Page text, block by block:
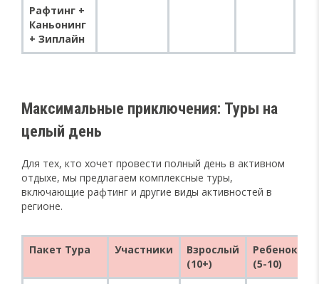
Рафтинг +
Каньонинг
+ Зиплайн
Максимальные приключения: Туры на
целый день
Для тех, кто хочет провести полный день в активном
отдыхе, мы предлагаем комплексные туры,
включающие рафтинг и другие виды активностей в
регионе.
Пакет Тура Участники
Взрослый
(10+)
Ребенок
(5-10)